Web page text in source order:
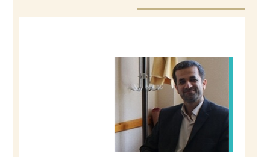
. اداره کارگزینی
. اداره امور عمومی
ـ مدیر امور اداری و
پشتیبانی
ــ معاون اداری و مالی